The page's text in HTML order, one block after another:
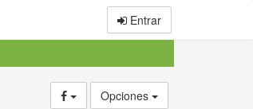
Entrar
Opciones